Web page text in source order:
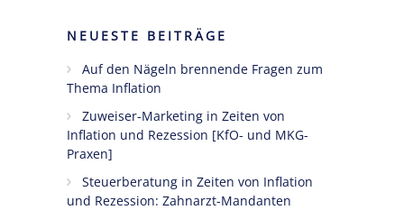
NEUESTE BEITRÄGE
Auf den Nägeln brennende Fragen zum
Thema Inflation
Zuweiser-Marketing in Zeiten von
Inflation und Rezession [KfO- und MKG-
Praxen]
Steuerberatung in Zeiten von Inflation
und Rezession: Zahnarzt-Mandanten